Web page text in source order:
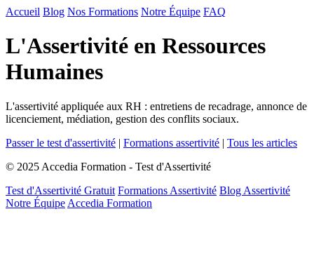
Accueil Blog Nos Formations Notre Équipe FAQ
L'Assertivité en Ressources
Humaines
L'assertivité appliquée aux RH : entretiens de recadrage, annonce de
licenciement, médiation, gestion des conflits sociaux.
Passer le test d'assertivité | Formations assertivité | Tous les articles
© 2025 Accedia Formation - Test d'Assertivité
Test d'Assertivité Gratuit Formations Assertivité Blog Assertivité
Notre Équipe Accedia Formation